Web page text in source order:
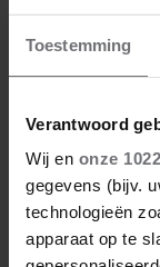
Toestemming
Verantwoord
Wij en onze
gegevens (bijv.
technologieën
apparaat op te